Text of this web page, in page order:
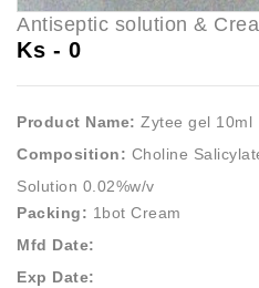
Antiseptic solution &
Ks - 0
Product Name: Zytee gel 10ml
Composition: Choline
Solution 0.02%w/v
Packing: 1bot Cream
Mfd Date:
Exp Date: